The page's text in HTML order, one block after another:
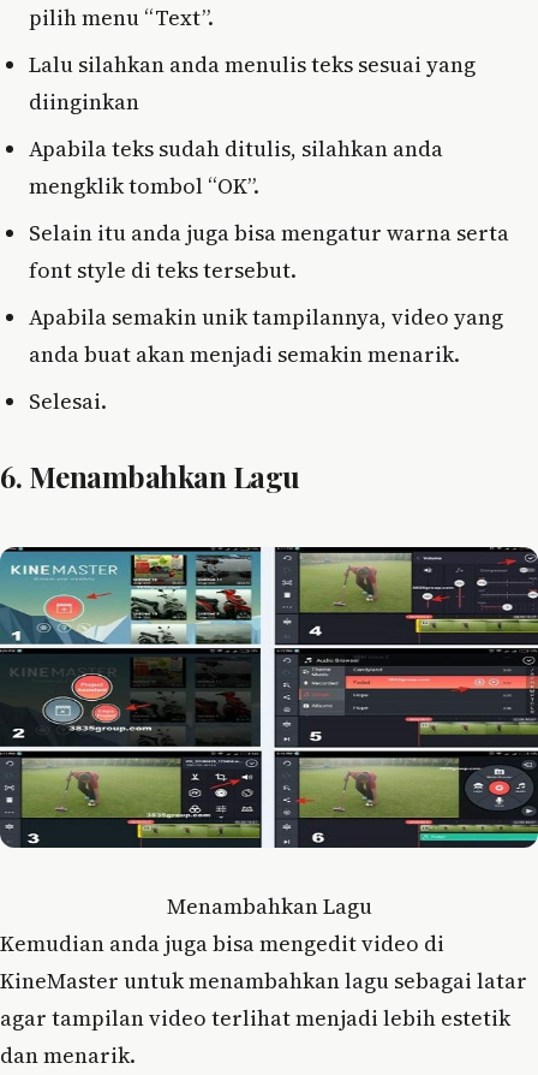
pilih menu “Text”.
Lalu silahkan anda menulis teks sesuai yang
diinginkan
Apabila teks sudah ditulis, silahkan anda
mengklik tombol “OK”.
Selain itu anda juga bisa mengatur warna serta
font style di teks tersebut.
Apabila semakin unik tampilannya, video yang
anda buat akan menjadi semakin menarik.
Selesai.
6. Menambahkan Lagu
Menambahkan Lagu
Kemudian anda juga bisa mengedit video di
KineMaster untuk menambahkan lagu sebagai latar
agar tampilan video terlihat menjadi lebih estetik
dan menarik.